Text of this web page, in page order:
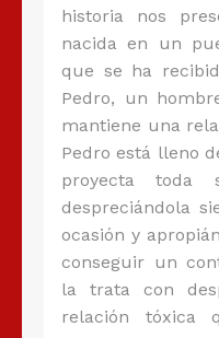
historia nos
nacida en un
que se ha
Pedro, un
mantiene una
Pedro está lleno
proyecta toda
despreciándola
ocasión y
conseguir un
la trata con
relación